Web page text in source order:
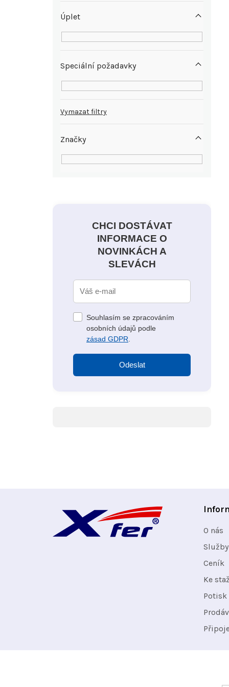
Značky
Úplet
Speciální požadavky
Vymazat filtry
CHCI DOSTÁVAT
INFORMACE O
NOVINKÁCH A
SLEVÁCH
Souhlasím se zpracováním
osobních údajů podle
zásad GDPR
Odeslat
O nás
Služby
Ceník
Ke
Potisk